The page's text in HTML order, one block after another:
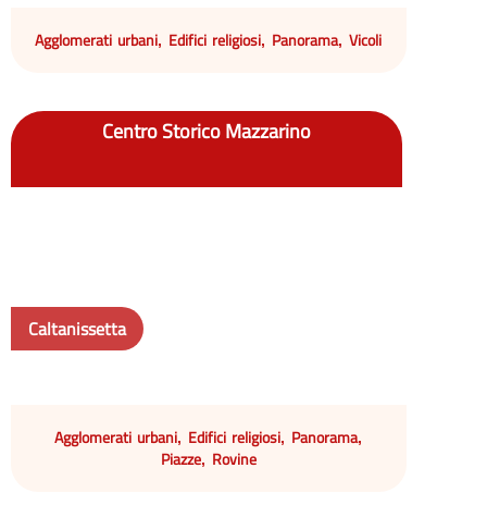
Agglomerati urbani, Edifici religiosi, Panorama,Vicoli
Centro Storico Mazzarino
Caltanissetta
Agglomerati urbani, Edifici religiosi, Panorama,
Piazze, Rovine